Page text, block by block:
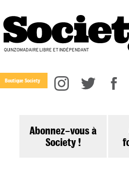
QUINZOMADAIRE LIBRE ET INDÉPENDANT
Boutique Society
Abonnez-vous à
Society !